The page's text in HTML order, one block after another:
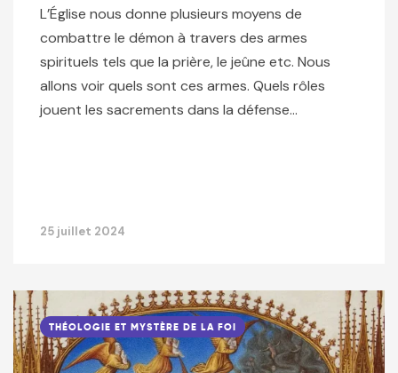
L’Église nous donne plusieurs moyens de
combattre le démon à travers des armes
spirituels tels que la prière, le jeûne etc. Nous
allons voir quels sont ces armes. Quels rôles
jouent les sacrements dans la défense…
25 juillet 2024
THÉOLOGIE ET MYSTÈRE DE LA FOI